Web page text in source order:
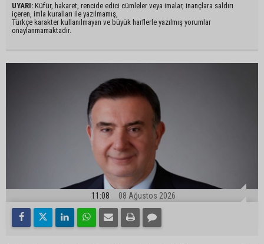
UYARI: Küfür, hakaret, rencide edici cümleler veya imalar, inançlara saldırı
içeren, imla kuralları ile yazılmamış,
Türkçe karakter kullanılmayan ve büyük harflerle yazılmış yorumlar
onaylanmamaktadır.
11:08 08 Ağustos 2026